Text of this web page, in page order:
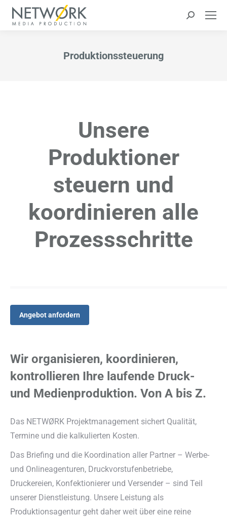
Search:
Produktionssteuerung
Unsere
Produktioner
steuern und
koordinieren alle
Prozessschritte
Angebot anfordern
Wir organisieren, koordinieren,
kontrollieren Ihre laufende Druck-
und Medienproduktion. Von A bis Z.
Das NETWØRK Projektmanagement sichert Qualität,
Termine und die kalkulierten Kosten.
Das Briefing und die Koordination aller Partner – Werbe-
und Onlineagenturen, Druckvorstufenbetriebe,
Druckereien, Konfektionierer und Versender – sind Teil
unserer Dienstleistung. Unsere Leistung als
Produktionsagentur geht daher weit über eine reine